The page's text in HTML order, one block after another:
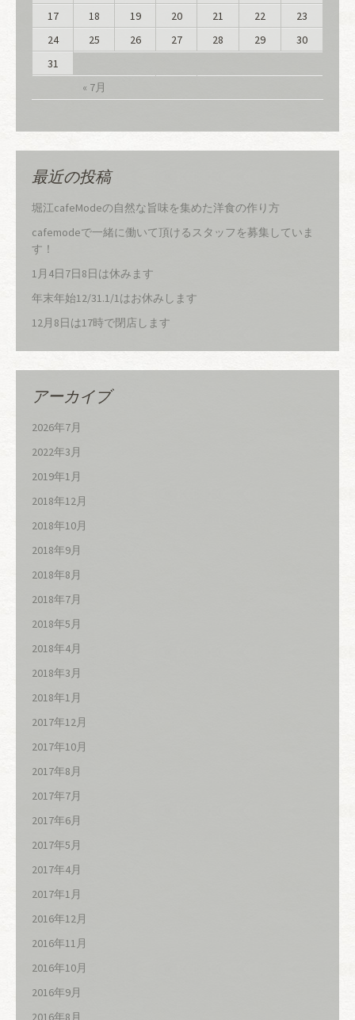
« 7月
17
18 19 20 21 22
23
24
25 26 27 28 29
30
31
最近の投稿
堀江cafeModeの自然な旨味を集めた洋食の作り方
cafemodeで一緒に働いて頂けるスタッフを募集していま
す！
1月4日7日8日は休みます
年末年始12/31.1/1はお休みします
12月8日は17時で閉店します
アーカイブ
2026年7月
2022年3月
2019年1月
2018年12月
2018年10月
2018年9月
2018年8月
2018年7月
2018年5月
2018年4月
2018年3月
2018年1月
2017年12月
2017年10月
2017年8月
2017年7月
2017年6月
2017年5月
2017年4月
2017年1月
2016年12月
2016年11月
2016年10月
2016年9月
2016年8月